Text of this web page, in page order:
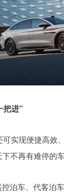
进”
实现便捷高
不再有难停的车
泊车、代客泊